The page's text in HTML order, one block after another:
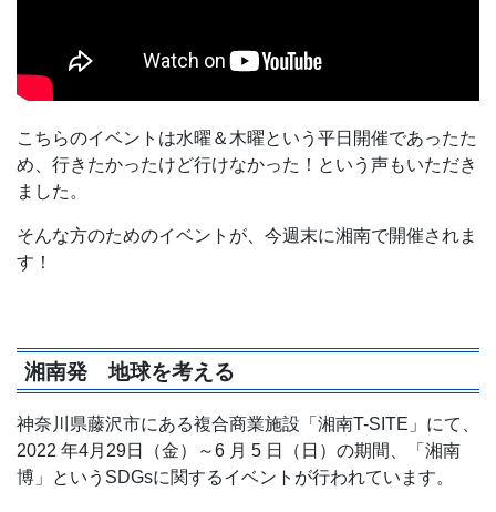
こちらのイベントは水曜＆木曜という平日開催であったた
め、行きたかったけど行けなかった！という声もいただき
ました。
そんな方のためのイベントが、今週末に湘南で開催されま
す！
湘南発 地球を考える
神奈川県藤沢市にある複合商業施設「湘南T-SITE」にて、
2022 年4月29日（金）～6 月 5 日（日）の期間、「湘南
博」というSDGsに関するイベントが行われています。